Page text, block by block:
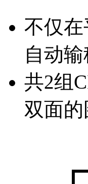
不仅
自动
共2组
双面